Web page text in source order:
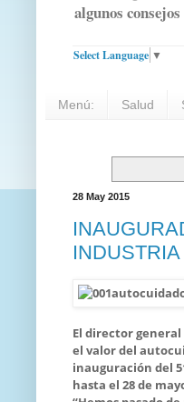
algunos
Select Language ▼
Menú: Salud
28 May 2015
El director
el valor del
inauguración del
hasta el 28 de